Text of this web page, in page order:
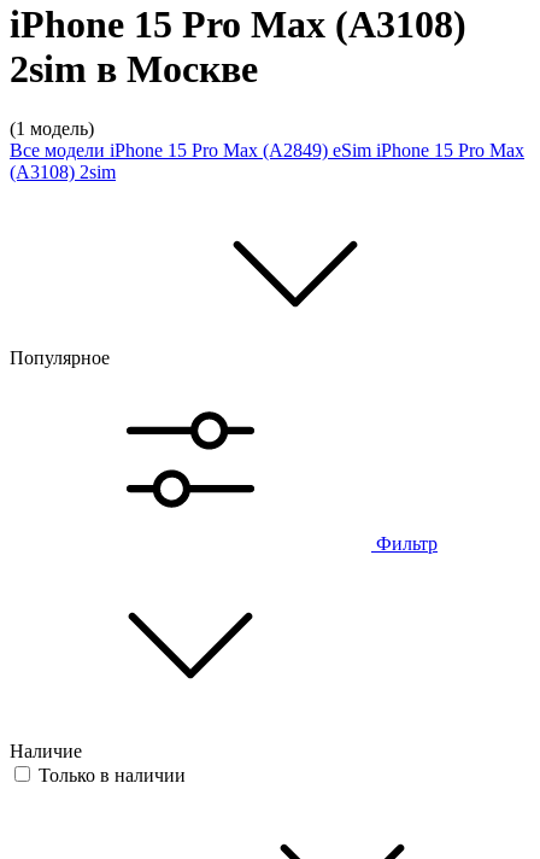
iPhone 15 Pro Max (A3108)
2sim в Москве
(1 модель)
Все модели iPhone 15 Pro Max (A2849) eSim iPhone 15 Pro Max
(A3108) 2sim
Популярное
Фильтр
Наличие
Только в наличии